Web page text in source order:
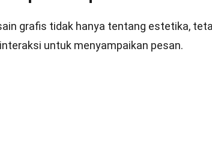
grafis tidak hanya tentang estetika,
untuk menyampaikan pesan.